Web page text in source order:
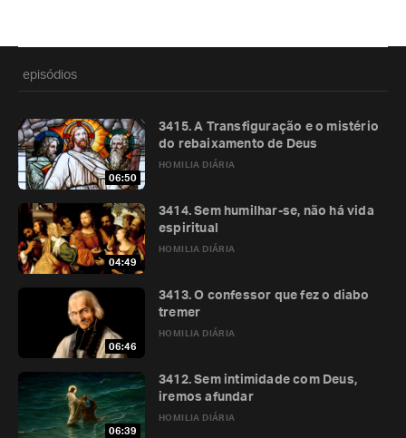
episódios
06:50
HOMILIA DIÁRIA
3415. A Transfiguração e o mistério
do rebaixamento de Deus
04:49
HOMILIA DIÁRIA
3414. Sem humilhar-se, não há vida
espiritual
06:46
HOMILIA DIÁRIA
3413. O confessor que fez o diabo
tremer
06:39
HOMILIA DIÁRIA
3412. Sem intimidade com Deus,
iremos afundar